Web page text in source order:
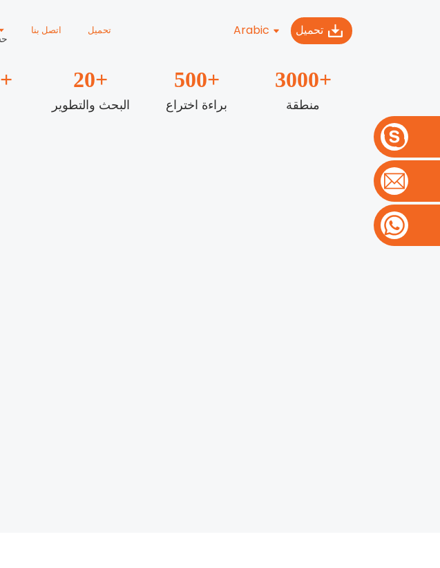
اتصل بنا تحميل Arabic تحميل
+ 20+
البحث والتطوير
500+
براءة اختراع
3000+
منطقة